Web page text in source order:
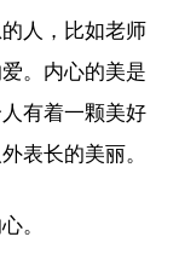
人，比如老师
。内心的美是
有着一颗美好
表长的美丽。
。